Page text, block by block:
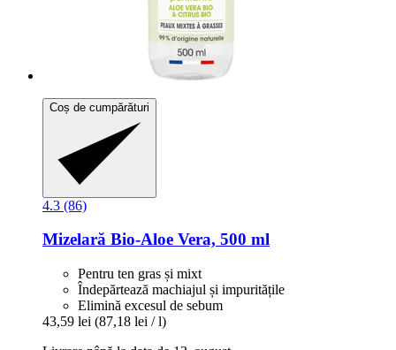
Coș de cumpărături
4.3 (86)
Mizelară Bio-​Aloe Vera, 500 ml
Pentru ten gras și mixt
Îndepărtează machiajul și impuritățile
Elimină excesul de sebum
43,59 lei (87,18 lei / l)